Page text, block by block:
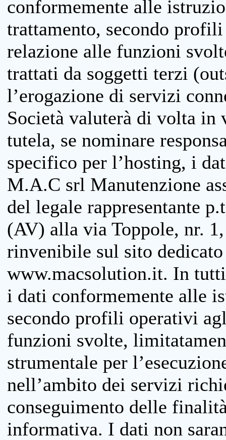
conformemente alle
trattamento, secondo
relazione alle funzioni
trattati da soggetti terzi
l’erogazione di servizi
Società valuterà di volta in
tutela, se nominare
specifico per l’hosting, i
M.A.C srl Manutenzione
del legale rappresentante
(AV) alla via Toppole, nr.
rinvenibile sul sito
www.macsolution.it. In
i dati conformemente alle
secondo profili operativi
funzioni svolte,
strumentale per
nell’ambito dei servizi
conseguimento delle
informativa. I dati non